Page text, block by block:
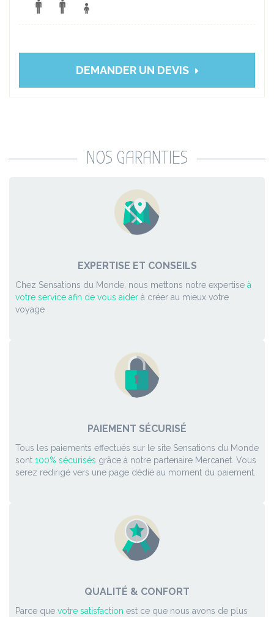
DEMANDER UN DEVIS
NOS GARANTIES
EXPERTISE ET CONSEILS
Chez Sensations du Monde, nous mettons notre expertise à
votre service afin de vous aider à créer au mieux votre
voyage
PAIEMENT SÉCURISÉ
Tous les paiements effectués sur le site Sensations du Monde
sont 100% sécurisés grâce à notre partenaire Mercanet. Vous
serez redirigé vers une page dédié au moment du paiement.
QUALITÉ & CONFORT
Parce que votre satisfaction est ce que nous avons de plus